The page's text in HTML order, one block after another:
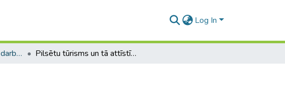
Log In
Bakalaura un maģistra darbi (ESZF) / Bachelor's and Master's theses Pilsētu tūrisms un tā attīstības iespējas Rīgā